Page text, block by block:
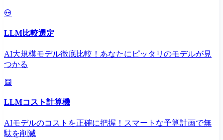
LLM比較選定
AI大規模モデル徹底比較！あなたにピッタリのモデルが見
つかる
LLMコスト計算機
AIモデルのコストを正確に把握！スマートな予算計画で無
駄を削減